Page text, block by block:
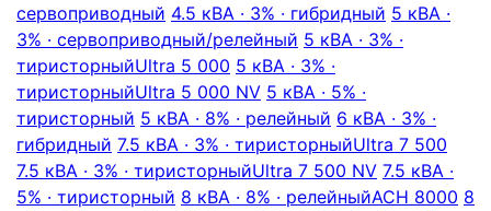
сервоприводный 4.5 кВА · 3% · гибридный 5 кВА ·
3% · сервоприводный/релейный 5 кВА · 3% ·
тиристорныйUltra 5 000 5 кВА · 3% ·
тиристорныйUltra 5 000 NV 5 кВА · 5% ·
тиристорный 5 кВА · 8% · релейный 6 кВА · 3% ·
гибридный 7.5 кВА · 3% · тиристорныйUltra 7 500
7.5 кВА · 3% · тиристорныйUltra 7 500 NV 7.5 кВА ·
5% · тиристорный 8 кВА · 8% · релейныйАСН 8000 8